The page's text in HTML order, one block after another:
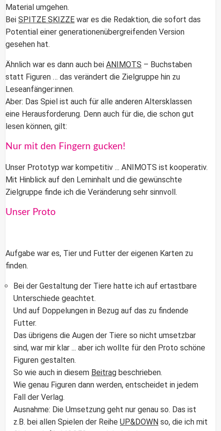
Material umgehen.
Bei SPITZE SKIZZE war es die Redaktion, die sofort das
Potential einer generationenübergreifenden Version
gesehen hat.
Ähnlich war es dann auch bei ANIMOTS – Buchstaben
statt Figuren … das verändert die Zielgruppe hin zu
Leseanfänger:innen.
Aber: Das Spiel ist auch für alle anderen Altersklassen
eine Herausforderung. Denn auch für die, die schon gut
lesen können, gilt:
Nur mit den Fingern gucken!
Unser Prototyp war kompetitiv ... ANIMOTS ist kooperativ.
Mit Hinblick auf den Lerninhalt und die gewünschte
Zielgruppe finde ich die Veränderung sehr sinnvoll.
Unser Proto
Aufgabe war es, Tier und Futter der eigenen Karten zu
finden.
Bei der Gestaltung der Tiere hatte ich auf ertastbare
Unterschiede geachtet.
Und auf Doppelungen in Bezug auf das zu findende
Futter.
Das übrigens die Augen der Tiere so nicht umsetzbar
sind, war mir klar ... aber ich wollte für den Proto schöne
Figuren gestalten.
So wie auch in diesem Beitrag beschrieben.
Wie genau Figuren dann werden, entscheidet in jedem
Fall der Verlag.
Ausnahme: Die Umsetzung geht nur genau so. Das ist
z.B. bei allen Spielen der Reihe UP&DOWN so, die ich mit